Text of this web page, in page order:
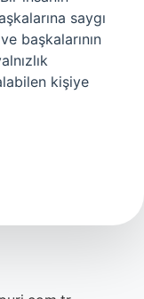
saygı
başkalarının
kişiye